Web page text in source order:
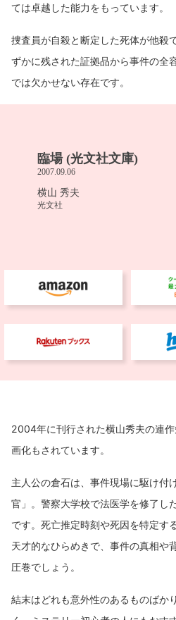
ては卓越した能力をもっています。
捜査員が自殺と断定した死体が他殺
ずかに残された証拠品から事件の全
では欠かせない存在です。
2004年に刊行された横山秀夫の連
画化もされています。
主人公の倉石は、事件現場に駆け付
官」。警察大学校で法医学を修了し
です。死亡推定時刻や死因を特定す
天才的なひらめきで、事件の真相や
圧巻でしょう。
結末はどれも意外性のあるものばか